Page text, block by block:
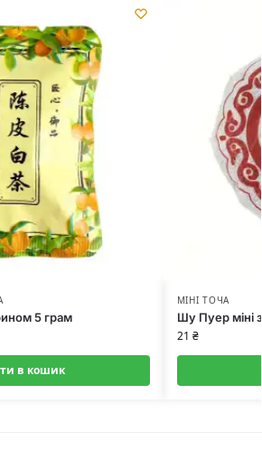
5 грам
в кошик
МІНІ ТОЧА
Шу Пуер міні
21 ₴